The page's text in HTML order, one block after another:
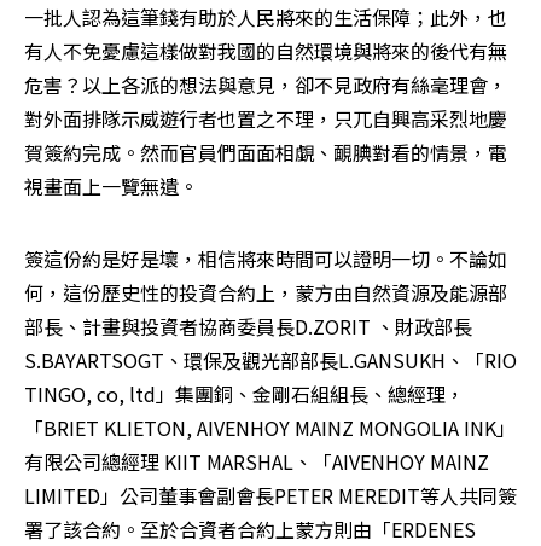
一批人認為這筆錢有助於人民將來的生活保障；此外，也
有人不免憂慮這樣做對我國的自然環境與將來的後代有無
危害？以上各派的想法與意見，卻不見政府有絲毫理會，
對外面排隊示威遊行者也置之不理，只兀自興高采烈地慶
賀簽約完成。然而官員們面面相覷、靦腆對看的情景，電
視畫面上一覽無遺。
簽這份約是好是壞，相信將來時間可以證明一切。不論如
何，這份歷史性的投資合約上，蒙方由自然資源及能源部
部長、計畫與投資者協商委員長D.ZORIT 、財政部長
S.BAYARTSOGT、環保及觀光部部長L.GANSUKH、「RIO
TINGO, co, ltd」集團銅、金剛石組組長、總經理，
「BRIET KLIETON, AIVENHOY MAINZ MONGOLIA INK」
有限公司總經理 KIIT MARSHAL、「AIVENHOY MAINZ
LIMITED」公司董事會副會長PETER MEREDIT等人共同簽
署了該合約。至於合資者合約上蒙方則由「ERDENES